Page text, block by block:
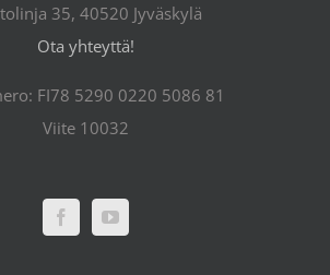
35, 40520 Jyväskylä
Ota yhteyttä!
FI78 5290 0220 5086 81
Viite 10032